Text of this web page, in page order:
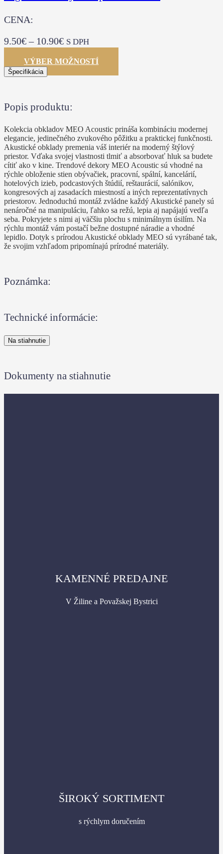
CENA:
9.50€– 10.90€ S DPH
VÝBER MOŽNOSTÍ
Špecifikácia
Popis produktu:
Kolekcia obkladov MEO Acoustic prináša kombináciu modernej
elegancie, jedinečného zvukového pôžitku a praktickej funkčnosti.
Akustické obklady premenia váš interiér na moderný štýlový
priestor. Vďaka svojej vlastnosti tlmiť a absorbovať hluk sa budete
cítiť ako v kine. Trendové dekory MEO Acoustic sú vhodné na
rýchle obloženie stien obývačiek, pracovní, spální, kancelárií,
hotelových izieb, podcastových štúdií, reštaurácií, salónikov,
kongresových aj zasadacích miestností a iných reprezentatívnych
priestorov. Jednoduchú montáž zvládne každý Akustické panely sú
nenáročné na manipuláciu, ľahko sa režú, lepia aj napájajú vedľa
seba. Pokryjete s nimi aj väčšiu plochu s minimálnym úsilím. Na
rýchlu montáž vám postačí bežne dostupné náradie a vhodné
lepidlo. Dotyk s prírodou Akustické obklady MEO sú vyrábané tak,
že svojim vzhľadom pripomínajú prírodné materiály.
Poznámka:
Technické informácie:
Na stiahnutie
Dokumenty na stiahnutie
KAMENNÉ PREDAJNE
V Žiline a Považskej Bystrici
ŠIROKÝ SORTIMENT
s rýchlym doručením